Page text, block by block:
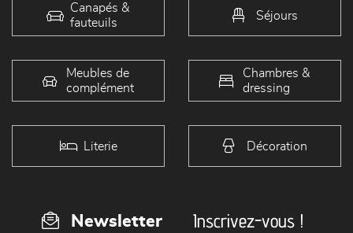
Canapés &
fauteuils
Séjours
Meubles de
complément
Chambres &
dressing
Literie Décoration
Newsletter Inscrivez-vous !